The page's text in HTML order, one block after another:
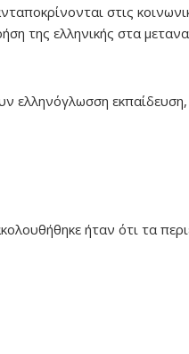
στις
της ελληνικής στα
ελληνόγλωσση εκπαίδευση,
ήταν ότι τα